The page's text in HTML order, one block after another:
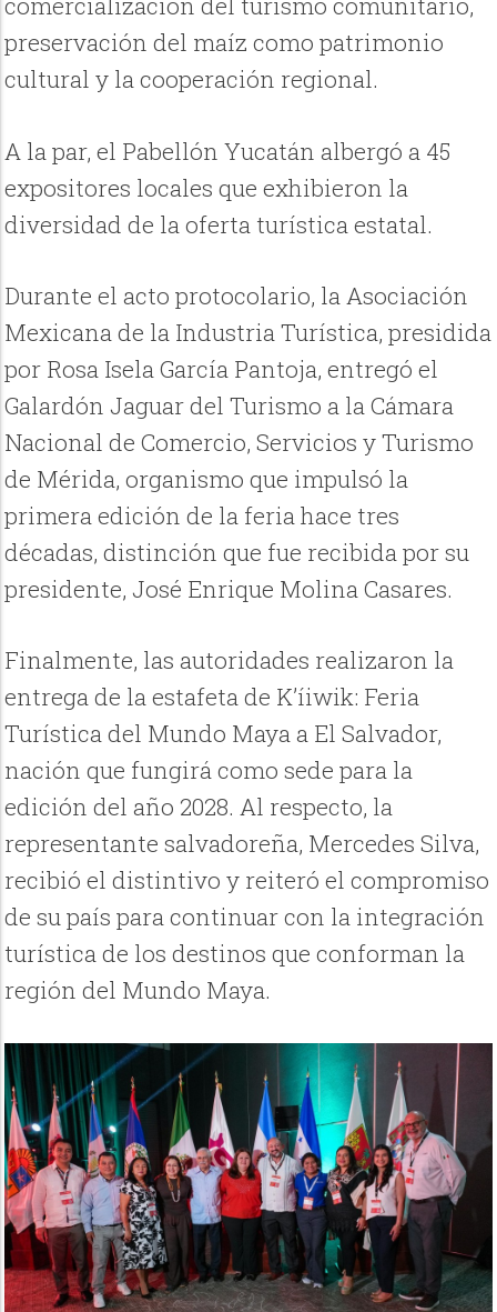
preservación del maíz como patrimonio
cultural y la cooperación regional.
A la par, el Pabellón Yucatán albergó a 45
expositores locales que exhibieron la
diversidad de la oferta turística estatal.
Durante el acto protocolario, la Asociación
Mexicana de la Industria Turística, presidida
por Rosa Isela García Pantoja, entregó el
Galardón Jaguar del Turismo a la Cámara
Nacional de Comercio, Servicios y Turismo
de Mérida, organismo que impulsó la
primera edición de la feria hace tres
décadas, distinción que fue recibida por su
presidente, José Enrique Molina Casares.
Finalmente, las autoridades realizaron la
entrega de la estafeta de K’íiwik: Feria
Turística del Mundo Maya a El Salvador,
nación que fungirá como sede para la
edición del año 2028. Al respecto, la
representante salvadoreña, Mercedes Silva,
recibió el distintivo y reiteró el compromiso
de su país para continuar con la integración
turística de los destinos que conforman la
región del Mundo Maya.